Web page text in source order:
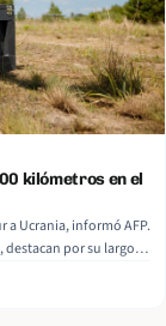
kilómetros en el
Ucrania, informó AFP.
destacan por su largo
More